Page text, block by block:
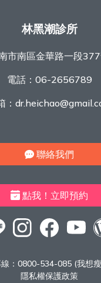
林黑潮診所
市南區金華路一段
電話： 06-2656789
：
聯絡我們
點我！立即預約
： 0800-534-085 (我想
隱私權保護政策